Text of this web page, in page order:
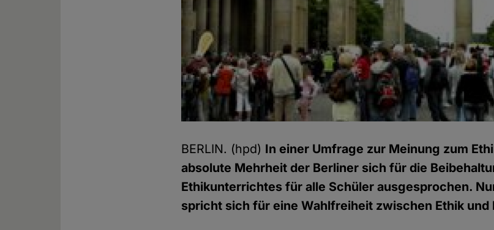
BERLIN. (hpd) In einer Umfrage zur Meinung zum
absolute Mehrheit der Berliner sich für die
Ethikunterrichtes für alle Schüler ausgesprochen.
spricht sich für eine Wahlfreiheit zwischen Ethik